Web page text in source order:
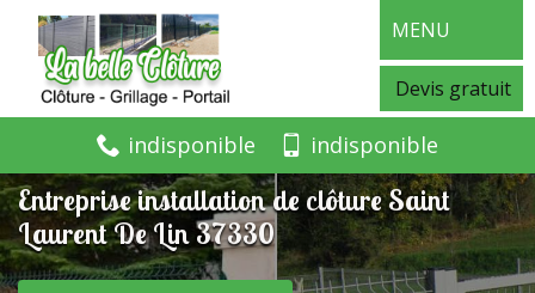
MENU
Devis gratuit
indisponible indisponible
Entreprise installation de clôture Saint
Laurent De Lin 37330